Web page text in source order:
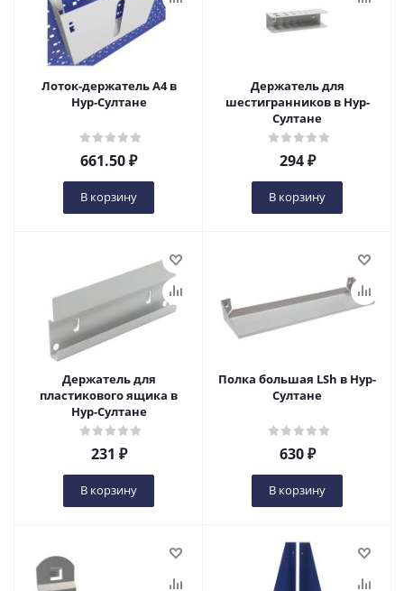
Лоток-держатель А4 в
Нур-Султане
661.50₽
В корзину
Держатель для
шестигранников в Нур-
Султане
294₽
В корзину
Держатель для
пластикового ящика в
Нур-Султане
231 ₽
В корзину
Полка большая LSh в Нур-
Султане
630₽
В корзину